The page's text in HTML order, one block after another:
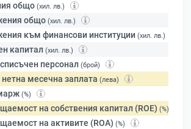
общо (хил. лв.)
общо (хил. лв.)
към финансови институции (хил. лв.)
капитал (хил. лв.)
персонал (брой)
месечна заплата (лева)
(%)
на собствения капитал (ROE) (%)
на активите (ROA) (%)